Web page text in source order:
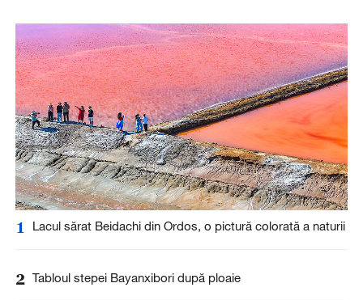
1 Lacul sărat Beidachi din Ordos, o pictură colorată a naturii
2 Tabloul stepei Bayanxibori după ploaie